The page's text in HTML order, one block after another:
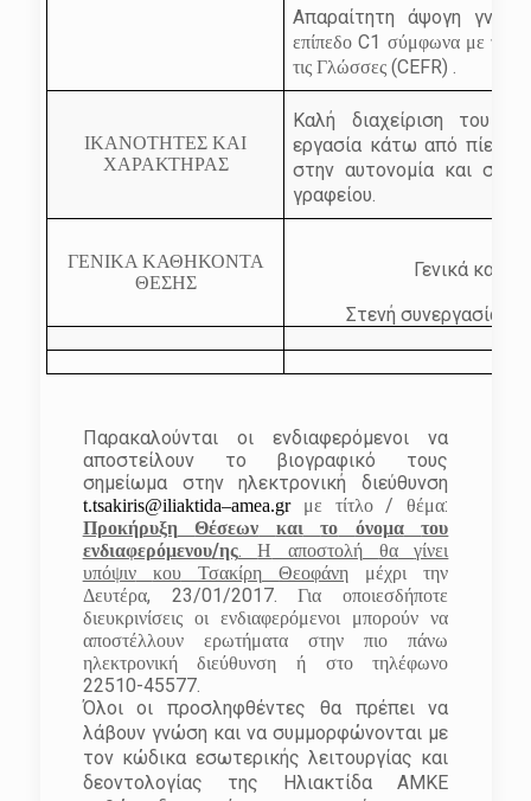
Απαραίτητη άψογη
επίπεδο C1 σύμφωνα με το
τις Γλώσσες (CEFR) .
ΙΚΑΝΟΤΗΤΕΣ ΚΑΙ
ΧΑΡΑΚΤΗΡΑΣ
Καλή διαχείριση του
εργασία κάτω από πίεση
στην αυτονομία και
γραφείου.
ΓΕΝΙΚΑ ΚΑΘΗΚΟΝΤΑ
ΘΕΣΗΣ
Γενικά
Στενή συνεργασία με
Παρακαλούνται οι ενδιαφερόμενοι
να
αποστείλουν
το βιογραφικό
τους
σημείωμα
στην ηλεκτρονική διεύθυνση
t.tsakiris@iliaktida–amea.gr με τίτλο/θέμα:
Προκήρυξη Θέσεων και το όνομα
του
ενδιαφερόμενου/ης.Η αποστολή θα
γίνει
υπόψιν
κου Τσακίρη Θεοφάνη μέχρι
την
Δευτέρα, 23/01/2017.Για
οποιεσδήποτε
διευκρινίσεις
οι ενδιαφερόμενοι μπορούν
να
αποστέλλουν
ερωτήματα στην πιο
πάνω
ηλεκτρονική
διεύθυνση ή στο τηλέφωνο
22510-45577.
Όλοι οι προσληφθέντες θα πρέπει να
λάβουν γνώση και να συμμορφώνονται με
τον κώδικα εσωτερικής λειτουργίας και
δεοντολογίας της Ηλιακτίδα ΑΜΚΕ